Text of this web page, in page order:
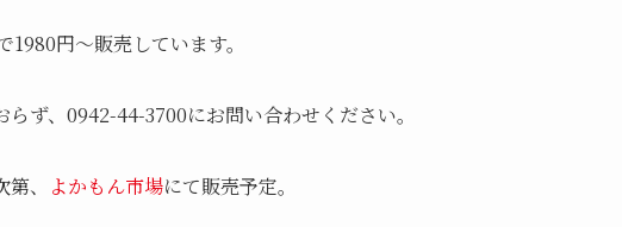
円～販売しています。
ず、0942-44-3700にお問い合わせください。
、 よかもん市場にて販売予定。